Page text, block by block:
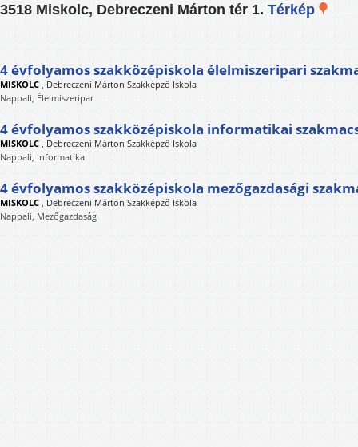
3518 Miskolc, Debreczeni Márton tér 1. Térkép
4 évfolyamos szakközépiskola élelmiszeripari
MISKOLC
Debreczeni Márton Szakképző Iskola
Nappali, Élelmiszeripar
4 évfolyamos szakközépiskola informatikai
MISKOLC
Debreczeni Márton Szakképző Iskola
Nappali, Informatika
4 évfolyamos szakközépiskola mezőgazdasági
MISKOLC
Debreczeni Márton Szakképző Iskola
Nappali, Mezőgazdaság